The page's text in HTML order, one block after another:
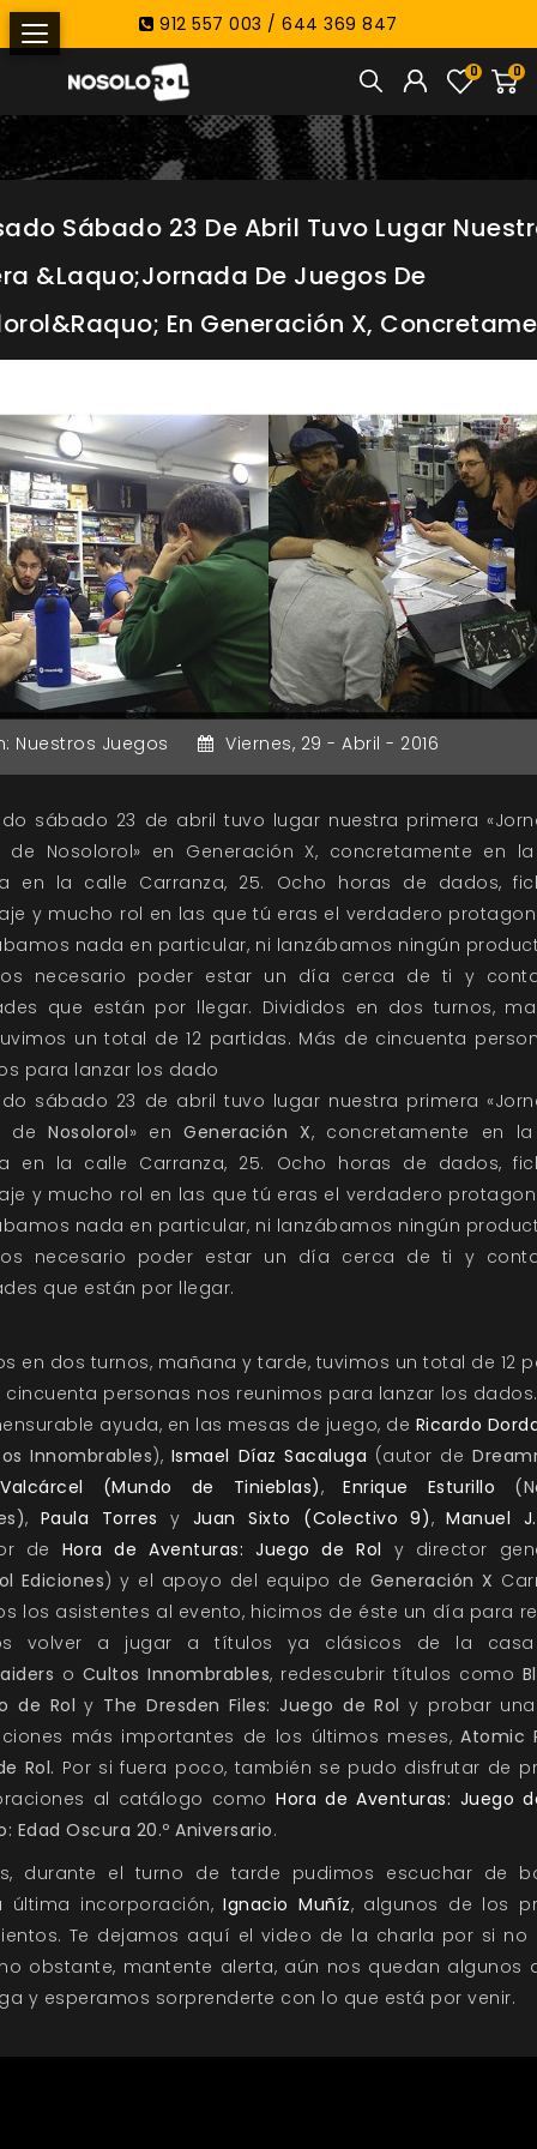
912 557 003 / 644 369 847
0
0
Sábado 23 De Abril Tuvo Lugar
&laquo;Jornada De Juegos De
En Generación X,
Nuestros Juegos Viernes, 29 - Abril - 2016
sábado 23 de abril tuvo lugar nuestra primera
de Nosolorol» en Generación X, concretamente en
en la calle Carranza, 25. Ocho horas de dados,
y mucho rol en las que tú eras el verdadero
nada en particular, ni lanzábamos ningún
necesario poder estar un día cerca de ti y
que están por llegar. Divididos en dos turnos,
un total de 12 partidas. Más de cincuenta
para lanzar los dado
sábado 23 de abril tuvo lugar nuestra primera
deNosolorol» enGeneración X, concretamente en
en la calle Carranza, 25. Ocho horas de dados,
y mucho rol en las que tú eras el verdadero
nada en particular, ni lanzábamos ningún
necesario poder estar un día cerca de ti y
que están por llegar.
en dos turnos, mañana y tarde, tuvimos un total de 12
cincuenta personas nos reunimos para lanzar los
ayuda, en las mesas de juego, de Ricardo
Innombrables), Ismael Díaz Sacaluga (autor de
(Mundo de Tinieblas),Enrique Esturillo
, Paula Torres y Juan Sixto (Colectivo 9),Manuel
de Hora de Aventuras: Juego de Rol y director
Ediciones) y el apoyo del equipo de Generación X
los asistentes al evento, hicimos de éste un día para
volver a jugar a títulos ya clásicos de la
o Cultos Innombrables, redescubrir títulos como
de Rol y The Dresden Files: Juego de Rol y probar
más importantes de los últimos meses,Atomic
Rol. Por si fuera poco, también se pudo disfrutar de
al catálogo comoHora de Aventuras: Juego
Edad Oscura 20.º Aniversario.
durante el turno de tarde pudimos escuchar de
última incorporación,Ignacio Muñíz, algunos de los
Te dejamos aquí el video de la charla por si no
obstante, mantente alerta, aún nos quedan algunos
y esperamos sorprenderte con lo que está por venir.